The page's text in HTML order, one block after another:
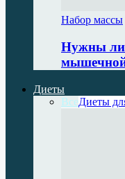
Набор массы
Нужны ли
Диеты
ВсеДиеты